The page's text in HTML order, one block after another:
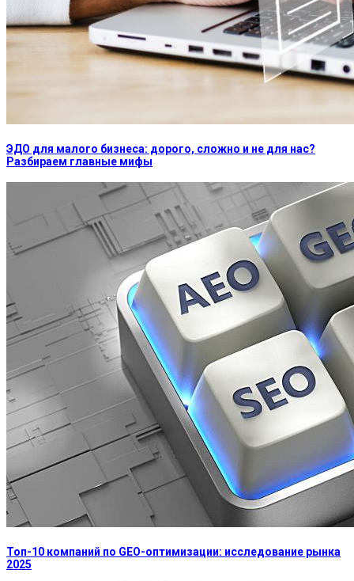
ЭДО для малого бизнеса: дорого, сложно и не для нас?
Разбираем главные мифы
Топ-10 компаний по GEO-оптимизации: исследование рынка
2025